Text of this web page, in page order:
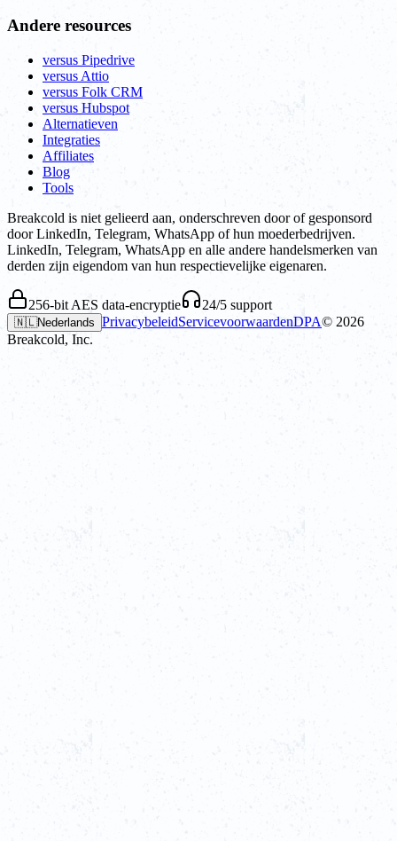
Andere resources
versus Pipedrive
versus Attio
versus Folk CRM
versus Hubspot
Alternatieven
Integraties
Affiliates
Blog
Tools
Breakcold is niet gelieerd aan, onderschreven door of gesponsord
door LinkedIn, Telegram, WhatsApp of hun moederbedrijven.
LinkedIn, Telegram, WhatsApp en alle andere handelsmerken van
derden zijn eigendom van hun respectievelijke eigenaren.
256-bit AES data-encryptie 24/5 support
🇳🇱Nederlands PrivacybeleidServicevoorwaardenDPA© 2026
Breakcold, Inc.